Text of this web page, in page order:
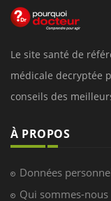
Le site santé de
médicale decryptée
conseils des
À PROPOS
Données
Qui sommes-nous